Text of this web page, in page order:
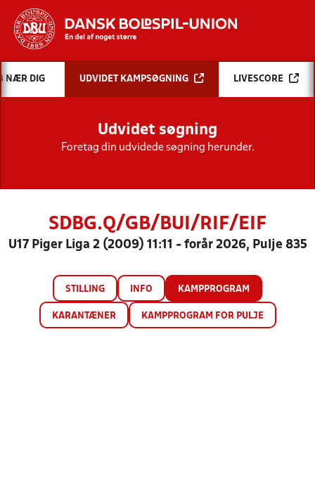
Hvad vil du søge efter?
INDHOLD OG NYHEDER
STILLINGER, RESULTATER, KLUBBER OG
HOLD
NÆR DIG UDVIDET KAMPSØGNING LIVESCORE
Udvidet søgning
Foretag din udvidede søgning herunder.
SDBG.Q/GB/BUI/RIF/EIF
U17 Piger Liga 2 (2009) 11:11 - forår 2026, Pulje 835
STILLING INFO KAMPPROGRAM
KARANTÆNER KAMPPROGRAM FOR PULJE